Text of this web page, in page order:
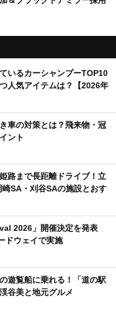
いるカーシャンプーTOP10
人気アイテムは？【2026年
車の対策とは？飛来物・冠
ント
路まで長距離ドライブ！立
SA・刈谷SAの施設とおす
2026」開催決定を発表
ドウェイで実施
遊覧船に乗れる！「道の駅
谷美と地元グルメ